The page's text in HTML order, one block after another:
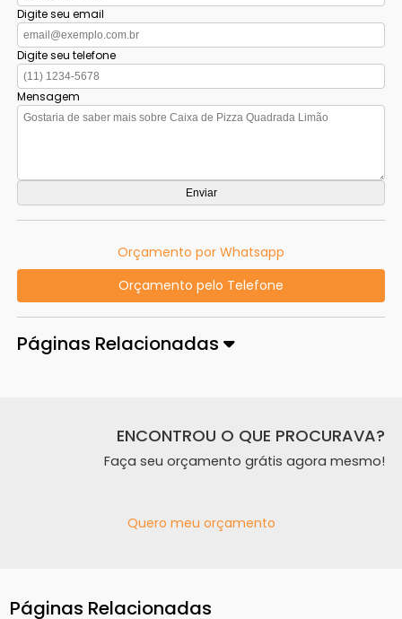
Digite seu email
Digite seu telefone
Mensagem
Orçamento por Whatsapp
Orçamento pelo Telefone
Páginas Relacionadas
ENCONTROU O QUE PROCURAVA?
Faça seu orçamento grátis agora mesmo!
Quero meu orçamento
Páginas Relacionadas